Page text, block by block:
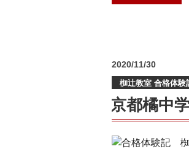
都
学
大
学
付
高
投
日:
2020/11/30
椥辻教室 合格体験
京都橘中